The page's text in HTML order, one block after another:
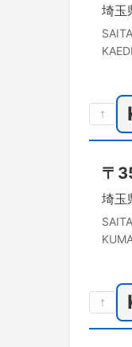
埼玉
↑
〒
埼玉
↑